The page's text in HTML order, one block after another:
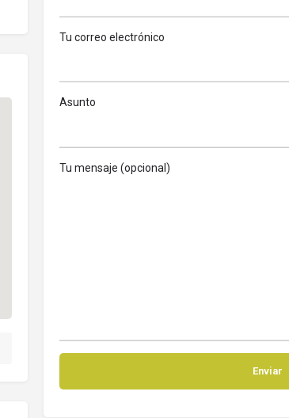
Tu correo electrónico
Asunto
Tu mensaje (opcional)